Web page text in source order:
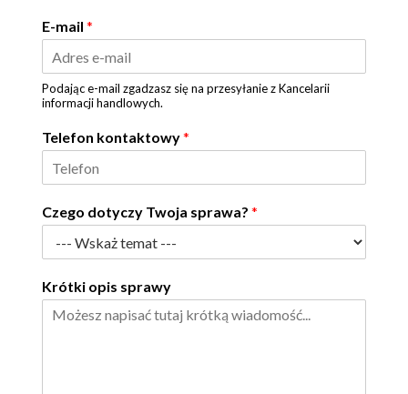
E-mail *
Podając e-mail zgadzasz się na przesyłanie z Kancelarii
informacji handlowych.
Telefon kontaktowy*
Czego dotyczy Twoja sprawa? *
Krótki opis sprawy